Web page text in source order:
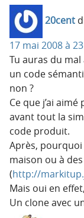
20cent
17 mai 2008 à
Tu auras du
un code
non ?
Ce que j’ai
avant tout la
code produit.
Après,
maison ou à
(http://
Mais oui en
Un clone avec